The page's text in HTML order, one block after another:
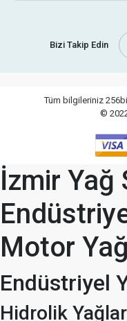
Bizi Takip Edin
Tüm bilgileriniz
©
İzmir Yağ
Motor
Endüstriyel
Hidrolik Yağlar